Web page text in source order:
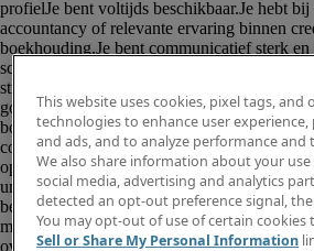
This website uses cookies, pixel tags, and
technologies to enhance user
and ads, and to analyze performance
We also share information about your
social media, advertising and analytics
detected an opt-out preference signal,
You may opt-out of use of certain
Sell or Share My Personal Information